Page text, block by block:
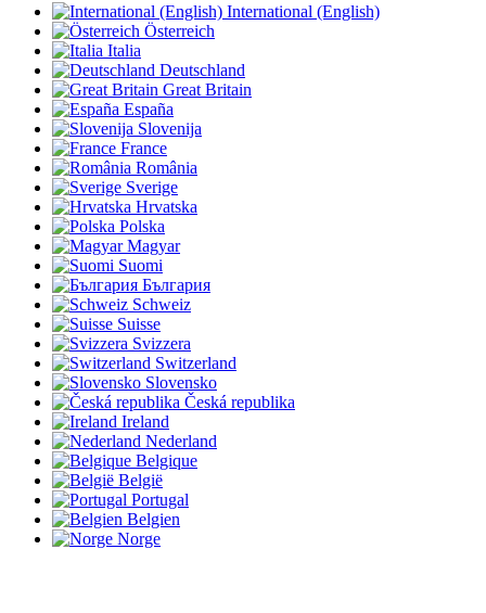
International (English)
Österreich
Italia
Deutschland
Great Britain
España
Slovenija
France
România
Sverige
Hrvatska
Polska
Magyar
Suomi
България
Schweiz
Suisse
Svizzera
Switzerland
Slovensko
Česká republika
Ireland
Nederland
Belgique
België
Portugal
Belgien
Norge